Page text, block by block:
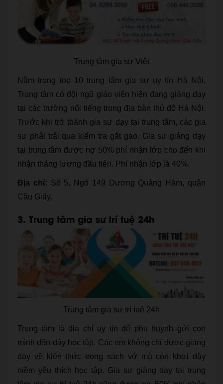
Trung tâm gia sư Việt
Nằm trong top 10 trung tâm gia sư uy tín Hà Nội,
Trung tâm có đội ngũ giáo viên hiện đang giảng dạy
tại các trường nổi tiếng trong địa bàn thủ đô Hà Nội.
Trước khi trở thành gia sư dạy tại trung tâm, các gia
sư phải trải qua kiểm tra gắt gao. Gia sư giảng dạy
tại trung tâm được nợ 50% phí nhận lớp cho đến khi
nhận tháng lương đầu tiên. Phí nhận lớp là 40%.
Địa chỉ: Số 5, Ngõ 149 Dương Quảng Hàm, quận
Cầu Giấy.
3. Trung tâm gia sư trí tuệ 24h
Trung tâm gia sư trí tuệ 24h
Trung tâm là địa chỉ uy tín để phụ huynh gửi con
mình đến đây học tập. Các em không chỉ được giảng
dạy về kiến thức trong sách vở mà còn khơi dậy
niềm yêu thích học tập. Gia sư giảng dạy tại trung